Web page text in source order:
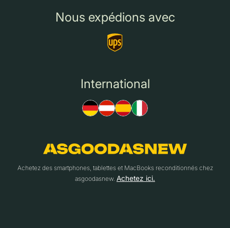
Nous expédions avec
International
Achetez des smartphones, tablettes et MacBooks reconditionnés chez
asgoodasnew. Achetez ici.